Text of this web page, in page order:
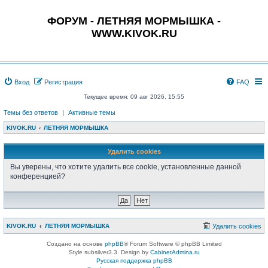
ФОРУМ - ЛЕТНЯЯ МОРМЫШКА -
WWW.KIVOK.RU
Вход Регистрация FAQ
Текущее время: 09 авг 2026, 15:55
Темы без ответов | Активные темы
KIVOK.RU ЛЕТНЯЯ МОРМЫШКА
Удалить cookies
Вы уверены, что хотите удалить все cookie, установленные данной
конференцией?
KIVOK.RU ЛЕТНЯЯ МОРМЫШКА Удалить cookies
Создано на основе phpBB® Forum Software © phpBB Limited
Style subsilver3.3. Design by CabinetAdmina.ru
Русская поддержка phpBB